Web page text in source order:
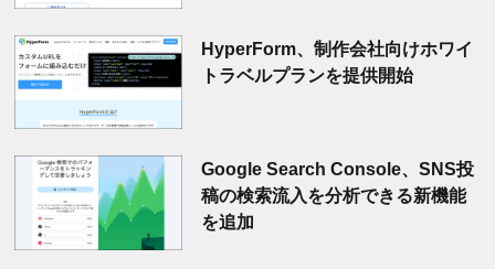
HyperForm、制作会社向けホワイ
トラベルプランを提供開始
Google Search Console、SNS投
稿の検索流入を分析できる新機能
を追加